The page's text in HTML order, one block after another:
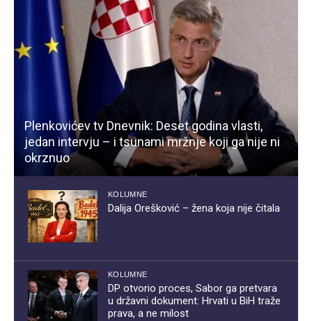
Plenkovićev tv Dnevnik: Deset godina vlasti,
jedan intervju – i tsunami mržnje koji ga nije ni
okrznuo
KOLUMNE
Dalija Orešković – žena koja nije čitala
KOLUMNE
DP otvorio proces, Sabor ga pretvara
u državni dokument: Hrvati u BiH traže
prava, a ne milost